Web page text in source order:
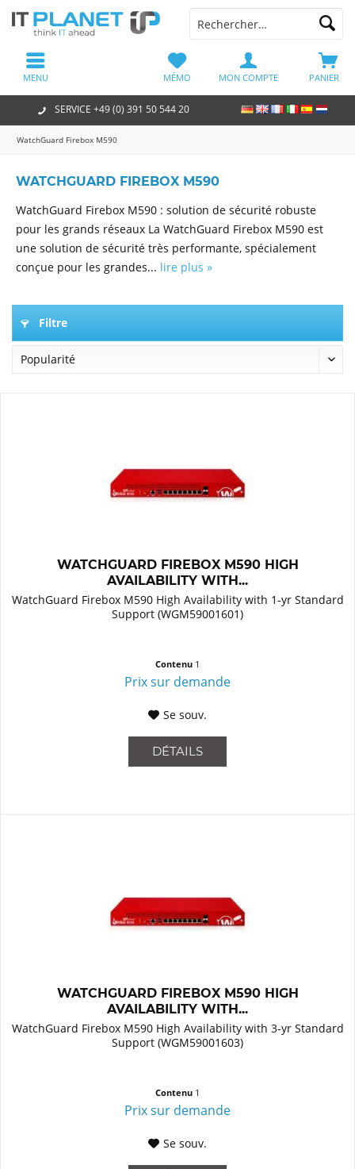
SERVICE +49 (0) 391 50 544 20
PANIER
MÉMO MON COMPTE
MENU
WatchGuard Firebox M590
WATCHGUARD FIREBOX M590
WatchGuard Firebox M590 : solution de sécurité robuste
pour les grands réseaux La WatchGuard Firebox M590 est
une solution de sécurité très performante, spécialement
conçue pour les grandes... lire plus »
Filtre
WATCHGUARD FIREBOX M590 HIGH
AVAILABILITY WITH...
WatchGuard Firebox M590 High Availability with 1-yr Standard
Support (WGM59001601)
Contenu 1
Prix sur demande
Se souv.
DÉTAILS
WATCHGUARD FIREBOX M590 HIGH
AVAILABILITY WITH...
WatchGuard Firebox M590 High Availability with 3-yr Standard
Support (WGM59001603)
Contenu 1
Prix sur demande
Se souv.